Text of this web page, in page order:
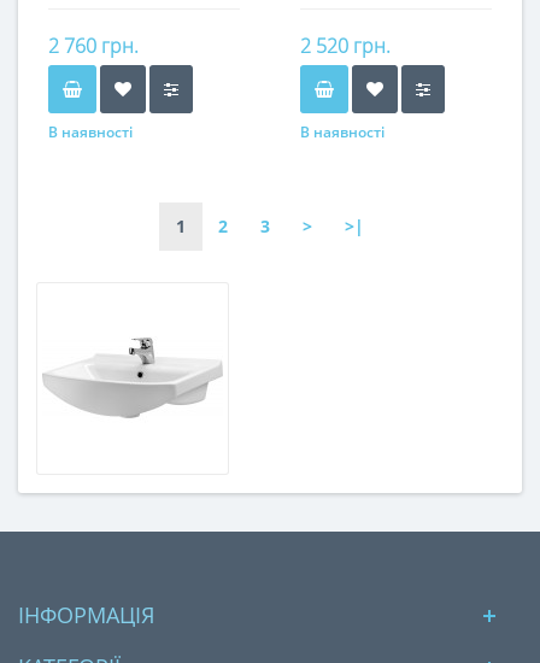
2 760 грн.
В наявності
2 520 грн.
В наявності
1 2 3 > >|
ІНФОРМАЦІЯ